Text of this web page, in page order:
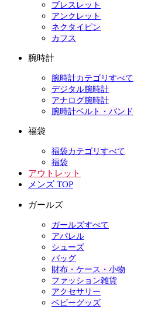
ブレスレット
アンクレット
ネクタイピン
カフス
腕時計
腕時計カテゴリすべて
デジタル腕時計
アナログ腕時計
腕時計ベルト・バンド
福袋
福袋カテゴリすべて
福袋
アウトレット
メンズ TOP
ガールズ
ガールズすべて
アパレル
シューズ
バッグ
財布・ケース・小物
ファッション雑貨
アクセサリー
ベビーグッズ